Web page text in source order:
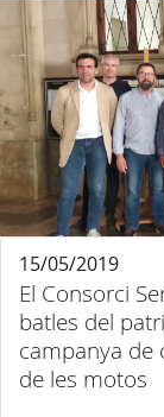
El Consorci
batles del
campanya
de les motos
15/05/2019